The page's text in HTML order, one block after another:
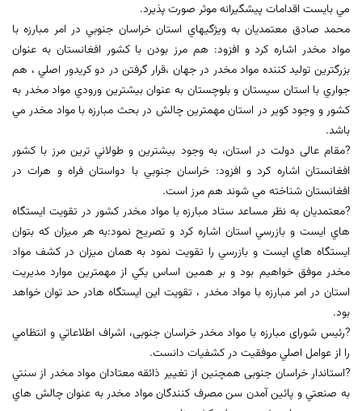
مي بايست اقدامات پيشگيرانه موثر صورت پذيرد.
محمد صادق معتمديان به ويژگيهاي استان خراسان جنوبي در امر مبارزه با
مواد مخدر اشاره کرد و افزود: هم مرز بودن با کشور افغانستان به عنوان
بزرگترين توليد كننده مواد مخدر در جهان ،قرار گرفتن در دو كريدور اصلي ، هم
جواري با استان سيستان و بلوچستان به عنوان بيشترين ورودي مواد مخدر به
كشور و وجود كوير در استان مهمترين چالش در بحث مبارزه با مواد مخدر مي
باشد.
?مقام عالی دولت در استان، به وجود بیشترین و طولاني ترين مرز با کشور
افغانستان اشاره کرد و افزود: خراسان جنوبي با دواستان فراه و هرات در
افغانستان شناخته مي شوند هم مرز است.
?معتمدیان به نظر مساعد ستاد مبارزه با مواد مخدر کشور در تقویت ایستگاه
هاي ايست و بازرسي استان اشاره کرد و تصريح نمود:به هر ميزان که بتوان
ايستگاه هاي ايست و بازرسي را تقويت نمود به همان ميزان در كشف مواد
مخدر موفق خواهيم بود و بر همين اساس يكي از مهمترين موارد مديريت
استان در امر مبارزه با مواد مخدر ، تقويت اين ايستگاه هادر حد توان خواهد
بود.
?رئیس شورای مبارزه با مواد مخدر خراسان جنوبی، اشراف اطلاعاتي و انتظامي
را از عوامل اصلي موفقيت در کشفيات دانست.
?استاندار خراسان جنوبی همچنین از تغیير ذائقه معتادان مواد مخدر از سنتي
به صنعتي و پائين آمدن سن مصرف کنندگان مواد مخدر به عنوان چالش هاي